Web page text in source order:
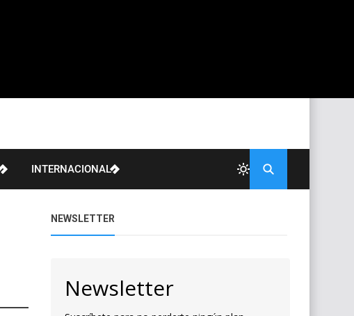
INTERNACIONAL
NEWSLETTER
Newsletter